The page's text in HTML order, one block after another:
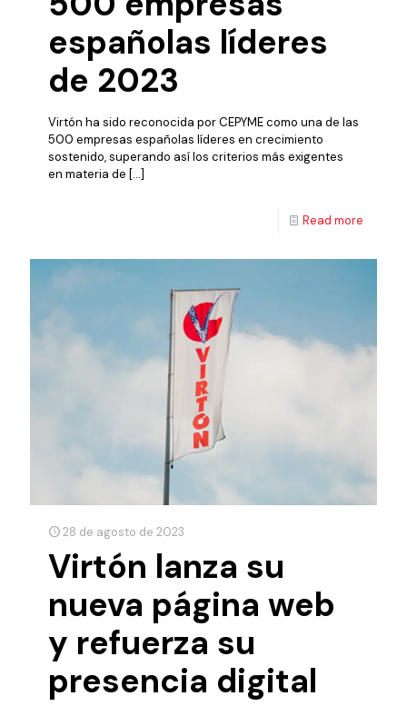
españolas líderes
de 2023
Virtón ha sido reconocida por CEPYME como una de las
500 empresas españolas líderes en crecimiento
sostenido, superando así los criterios más exigentes
en materia de […]
Read more
28 de agosto de 2023
Virtón lanza su
nueva página web
y refuerza su
presencia digital